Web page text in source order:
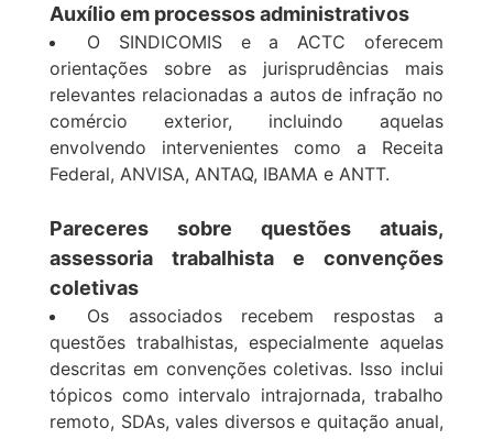
Auxílio em processos administrativos
O SINDICOMIS e a ACTC oferecem
orientações sobre as jurisprudências mais
relevantes relacionadas a autos de infração no
comércio exterior, incluindo aquelas
envolvendo intervenientes como a Receita
Federal, ANVISA, ANTAQ, IBAMA e ANTT.
Pareceres sobre questões atuais,
assessoria trabalhista e convenções
coletivas
Os associados recebem respostas a
questões trabalhistas, especialmente aquelas
descritas em convenções coletivas. Isso inclui
tópicos como intervalo intrajornada, trabalho
remoto, SDAs, vales diversos e quitação anual,